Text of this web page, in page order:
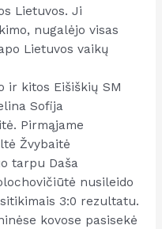
Lietuvos. Ji
nugalėjo visas
Lietuvos vaikų
ir kitos Eišiškių SM
Sofija
Pirmąjame
Žvybaitė
tarpu Daša
nusileido
3:0 rezultatu.
kovose pasisekė